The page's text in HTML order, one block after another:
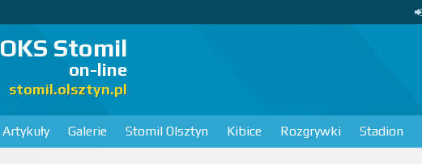
OKS Stomil
on-line
stomil.olsztyn.pl
Artykuły Galerie Stomil Olsztyn Kibice Rozgrywki Stadion